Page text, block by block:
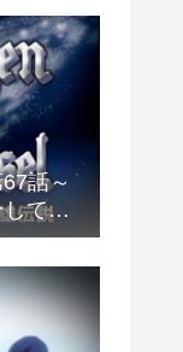
話～
て直